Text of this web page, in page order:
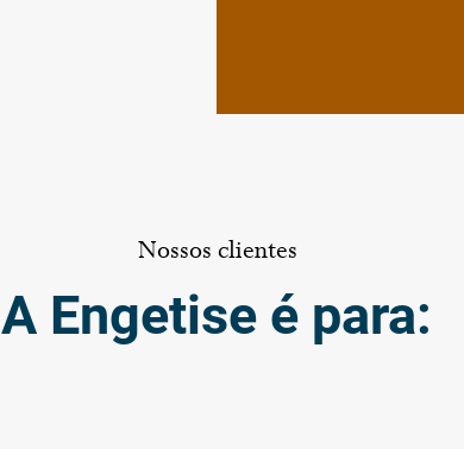
Nossos clientes
A Engetise é para: